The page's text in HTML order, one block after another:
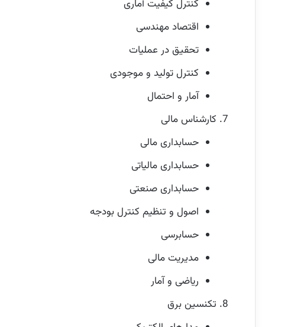
کنترل کیفیت آماری
اقتصاد مهندسی
تحقیق در عملیات
کنترل تولید و موجودی
آمار و احتمال
کارشناس مالی
حسابداری مالی
حسابداری مالیاتی
حسابداری صنعتی
اصول و تنظیم کنترل بودجه
حسابرسی
مدیریت مالی
ریاضی و آمار
تکنسین برق